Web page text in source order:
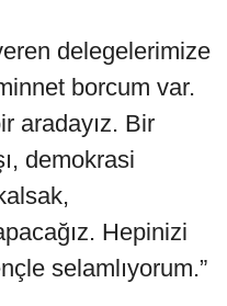
delegelerimize
borcum var.
aradayız. Bir
demokrasi
Hepinizi
selamlıyorum.”